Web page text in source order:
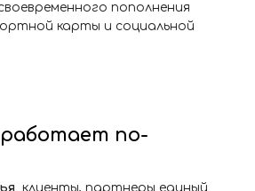
пополнения
карты и социальной
по-
клиенты, партнеры единый